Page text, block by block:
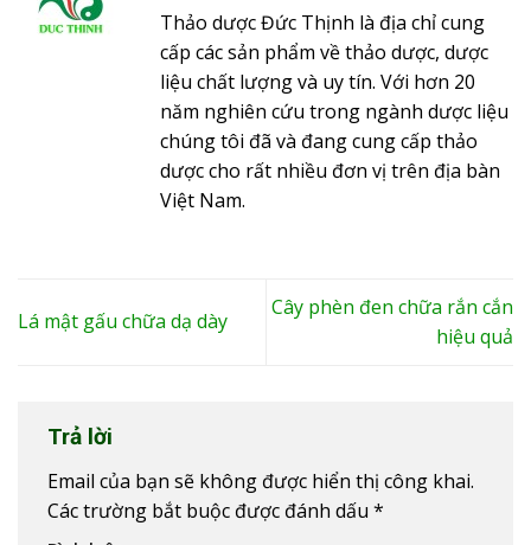
Thảo dược Đức Thịnh là địa chỉ cung
cấp các sản phẩm về thảo dược, dược
liệu chất lượng và uy tín. Với hơn 20
năm nghiên cứu trong ngành dược liệu
chúng tôi đã và đang cung cấp thảo
dược cho rất nhiều đơn vị trên địa bàn
Việt Nam.
Lá mật gấu chữa dạ dày
Cây phèn đen chữa rắn cắn
hiệu quả
Trả lời
Email của bạn sẽ không được hiển thị công khai.
Các trường bắt buộc được đánh dấu *